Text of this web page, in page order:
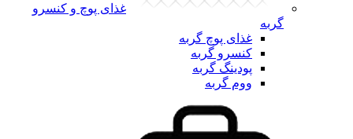
غذای پوچ و کنسرو
گربه
غذای پوچ گربه
کنسرو گربه
پودینگ گربه
ووم گربه